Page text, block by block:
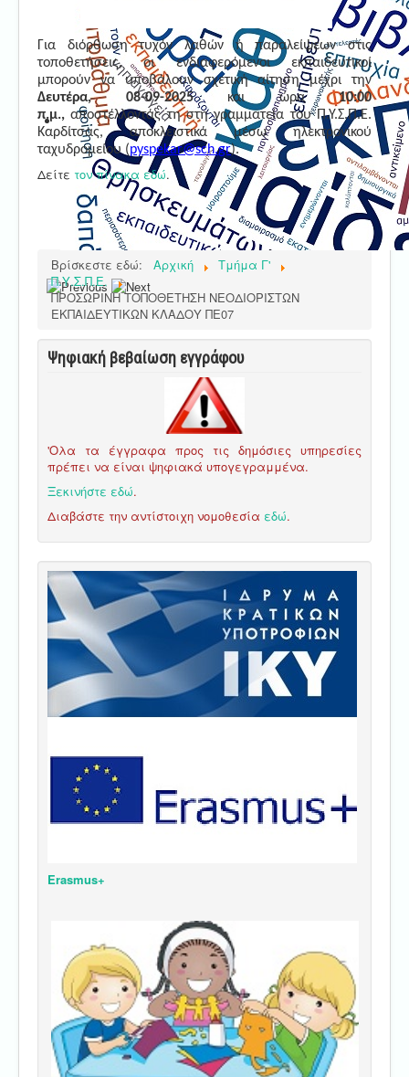
Για διόρθωση τυχόν λαθών ή παραλείψεων στις
τοποθετήσεις, οι ενδιαφερόμενοι εκπαιδευτικοί
μπορούν να υποβάλουν σχετική αίτηση μέχρι την
Δευτέρα, 08-09-2025και ώρα10:00
π.μ., αποστέλλοντάς τη στη γραμματεία του Π.Υ.Σ.Π.Ε.
Καρδίτσας, αποκλειστικά μέσω ηλεκτρονικού
ταχυδρομείου (pyspekar@sch.gr).
Δείτε τον πίνακα εδώ.
Βρίσκεστε εδώ: Αρχική
Τμήμα Γ'
Π.Υ.Σ.Π.Ε.
ΠΡΟΣΩΡΙΝΗ ΤΟΠΟΘΕΤΗΣΗ ΝΕΟΔΙΟΡΙΣΤΩΝ
ΕΚΠΑΙΔΕΥΤΙΚΩΝ ΚΛΑΔΟΥ ΠΕ07
Ψηφιακή βεβαίωση εγγράφου
'Ολα τα έγγραφα προς τις δημόσιες υπηρεσίες
πρέπει να είναι ψηφιακά υπογεγραμμένα.
Ξεκινήστε εδώ.
Διαβάστε την αντίστοιχη νομοθεσία εδώ.
Erasmus+